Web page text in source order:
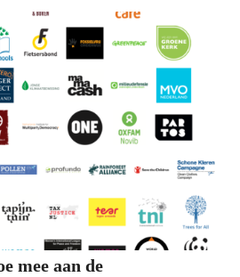
wet- en regelgeving
Binnenkort publiceren we gesprekken
en Marc Petit (NLFL), maar nu is de
met als gast mr. Tom Zandbergen
mee aan de